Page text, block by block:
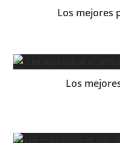
Los mejores
Los